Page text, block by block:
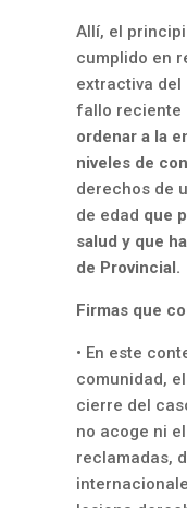
Allí, el
cumplido en
extractiva del
fallo reciente
ordenar a la
niveles de
derechos de
de edad que
salud y que
de Provincial.
Firmas que
• En este
comunidad,
cierre del
no acoge ni
reclamadas,